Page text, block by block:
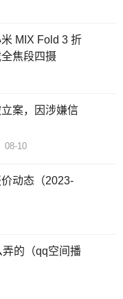
MIX Fold 3 折
焦段四摄
案，因涉嫌信
08-10
动态（2023-
的（qq空间播